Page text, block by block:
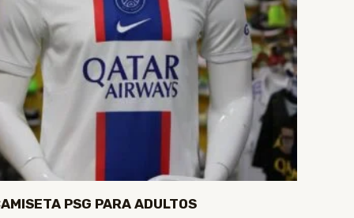
PSG PARA ADULTOS